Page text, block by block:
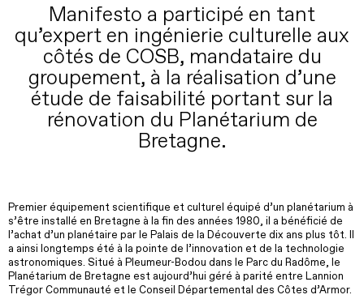
Manifesto a participé en tant
qu’expert en ingénierie culturelle aux
côtés de COSB, mandataire du
groupement, à la réalisation d’une
étude de faisabilité portant sur la
rénovation du Planétarium de
Bretagne.
Premier équipement scientifique et culturel équipé d’un planétarium à
s’être installé en Bretagne à la fin des années 1980, il a bénéficié de
l’achat d’un planétaire par le Palais de la Découverte dix ans plus tôt. Il
a ainsi longtemps été à la pointe de l’innovation et de la technologie
astronomiques. Situé à Pleumeur-Bodou dans le Parc du Radôme, le
Planétarium de Bretagne est aujourd’hui géré à parité entre Lannion
Trégor Communauté et le Conseil Départemental des Côtes d’Armor.